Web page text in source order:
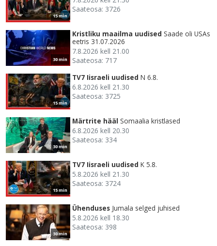
15 min
Saateosa: 3726
30 min
Kristliku maailma uudised Saade oli USAs
eetris 31.07.2026
7.8.2026 kell 21.00
Saateosa: 717
15 min
TV7 Iisraeli uudised N 6.8.
6.8.2026 kell 21.30
Saateosa: 3725
30 min
Märtrite hääl Somaalia kristlased
6.8.2026 kell 20.30
Saateosa: 334
15 min
TV7 Iisraeli uudised K 5.8.
5.8.2026 kell 21.30
Saateosa: 3724
30 min
Ühenduses Jumala selged juhised
5.8.2026 kell 18.30
Saateosa: 398